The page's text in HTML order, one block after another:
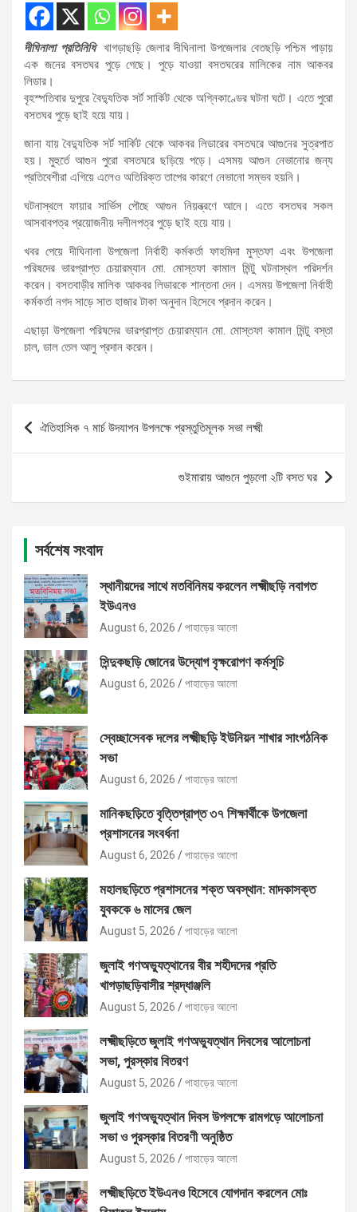
দীঘিনালা প্রতিনিধিখাগড়াছড়ি জেলার দীঘিনালা উপজেলার বেতছড়ি পশ্চিম পাড়ায়
এক জনের বসতঘর পুড়ে গেছে। পুড়ে যাওয়া বসতঘরের মালিকের নাম আকবর
লিডার।
বৃহস্পতিবার দুপুরে বৈদ্যুতিক সর্ট সার্কিট থেকে অগ্নিকাণ্ডের ঘটনা ঘটে। এতে পুরো
বসতঘর পুড়ে ছাই হয়ে যায়।
জানা যায় বৈদ্যুতিক সর্ট সার্কিট থেকে আকবর লিডারের বসতঘরে আগুনের সুত্রপাত
হয়। মুহুর্তে আগুন পুরো বসতঘরে ছড়িয়ে পড়ে। এসময় আগুন নেভানোর জন্য
প্রতিবেশীরা এগিয়ে এলেও অতিরিক্ত তাপের কারণে নেভানো সম্ভব হয়নি।
ঘটনাস্থলে ফায়ার সার্ভিস পৌছে আগুন নিয়ন্ত্রণে আনে। এতে বসতঘর সকল
আসবাবপত্র প্রয়োজনীয় দলীলপত্র পুড়ে ছাই হয়ে যায়।
খবর পেয়ে দীঘিনালা উপজেলা নির্বাহী কর্মকর্তা ফাহমিদা মুস্তফা এবং উপজেলা
পরিষদের ভারপ্রাপ্ত চেয়ারম্যান মো. মোস্তফা কামাল মিন্টু ঘটনাস্থল পরিদর্শন
করেন। বসতবাড়ীর মালিক আকবর লিডারকে শান্তনা দেন। এসময় উপজেলা নির্বাহী
কর্মকর্তা নগদ সাড়ে সাত হাজার টাকা অনুদান হিসেবে প্রদান করেন।
এছাড়া উপজেলা পরিষদের ভারপ্রাপ্ত চেয়ারম্যান মো. মোস্তফা কামাল মিন্টু বস্তা
চাল, ডাল তেল আলু প্রদান করেন।
Post
navigation
ঐতিহাসিক ৭ মার্চ উদযাপন উপলক্ষে প্রস্তুতিমূলক সভা লক্ষ্মী
গুইমারায় আগুনে পুড়লো ২টি বসত ঘর
সর্বশেষ সংবাদ
স্থানীয়দের সাথে মতবিনিময় করলেন লক্ষ্মীছড়ি নবাগত
ইউএনও
August 6, 2026 পাহাড়ের আলো
সিন্দুকছড়ি জোনের উদ্যোগ বৃক্ষরোপণ কর্মসূচি
August 6, 2026 পাহাড়ের আলো
স্বেচ্ছাসেবক দলের লক্ষ্মীছড়ি ইউনিয়ন শাখার সাংগঠনিক
সভা
August 6, 2026 পাহাড়ের আলো
মানিকছড়িতে বৃত্তিপ্রাপ্ত ৩৭ শিক্ষার্থীকে উপজেলা
প্রশাসনের সংবর্ধনা
August 6, 2026 পাহাড়ের আলো
মহালছড়িতে প্রশাসনের শক্ত অবস্থান: মাদকাসক্ত
যুবককে ৬ মাসের জেল
August 5, 2026 পাহাড়ের আলো
জুলাই গণঅভ্যুত্থানের বীর শহীদদের প্রতি
খাগড়াছড়িবাসীর শ্রদ্ধাঞ্জলি
August 5, 2026 পাহাড়ের আলো
লক্ষ্মীছড়িতে জুলাই গণঅভ্যুত্থান দিবসের আলোচনা
সভা, পুরস্কার বিতরণ
August 5, 2026 পাহাড়ের আলো
জুলাই গণঅভ্যুত্থান দিবস উপলক্ষে রামগড়ে আলোচনা
সভা ও পুরস্কার বিতরণী অনুষ্ঠিত
August 5, 2026 পাহাড়ের আলো
লক্ষ্মীছড়িতে ইউএনও হিসেবে যোগদান করলেন মোঃ